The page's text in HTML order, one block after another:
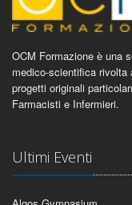
OCM Formazione è una
medico-scientifica
progetti originali
Farmacisti e Infermieri.
Ultimi Eventi